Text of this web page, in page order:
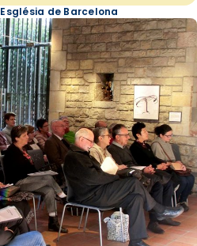
Església de Barcelona